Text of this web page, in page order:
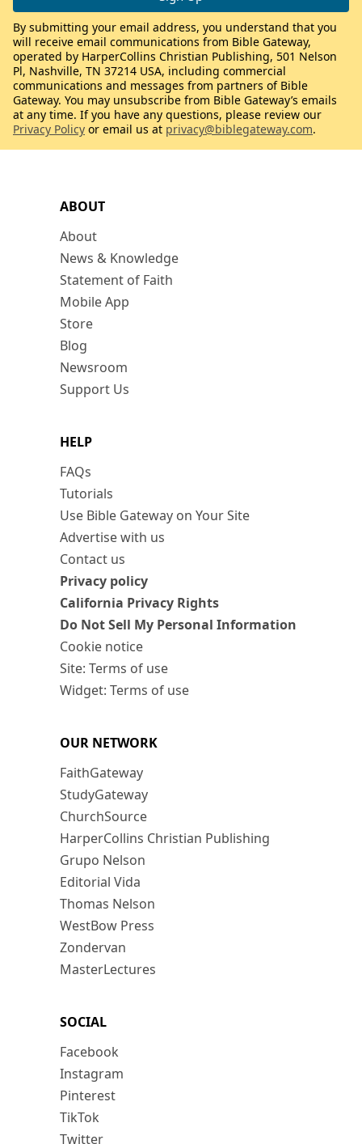
ABOUT
About
News & Knowledge
Statement of Faith
Mobile App
Store
Blog
Newsroom
Support Us
HELP
FAQs
Tutorials
Use Bible Gateway on Your Site
Advertise with us
Contact us
Privacy policy
California Privacy Rights
Do Not Sell My Personal Information
Cookie notice
Site: Terms of use
Widget: Terms of use
OUR NETWORK
FaithGateway
StudyGateway
ChurchSource
HarperCollins Christian Publishing
Grupo Nelson
Editorial Vida
Thomas Nelson
WestBow Press
Zondervan
MasterLectures
SOCIAL
Facebook
Instagram
Pinterest
TikTok
Twitter
By submitting your email address, you understand that you
will receive email communications from Bible Gateway,
operated by HarperCollins Christian Publishing, 501 Nelson
Pl, Nashville, TN 37214 USA, including commercial
communications and messages from partners of Bible
Gateway. You may unsubscribe from Bible Gateway’s emails
at any time. If you have any questions, please review our
Privacy Policy or email us at privacy@biblegateway.com.